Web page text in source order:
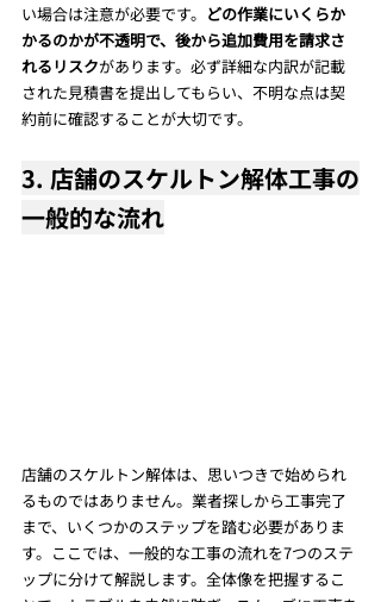
い場合は注意が必要です。 どの作業にいくらか
かるのかが不透明で、後から追加費用を請求さ
れるリスクがあります。必ず詳細な内訳が記載
された見積書を提出してもらい、不明な点は契
約前に確認することが大切です。
3. 店舗のスケルトン解体工事の
一般的な流れ
店舗のスケルトン解体は、思いつきで始められ
るものではありません。業者探しから工事完了
まで、いくつかのステップを踏む必要がありま
す。ここでは、一般的な工事の流れを7つのステ
ップに分けて解説します。全体像を把握するこ